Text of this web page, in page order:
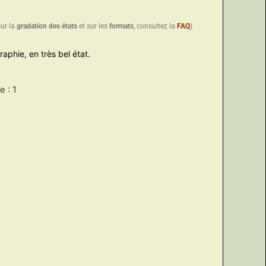
la gradation des états et sur les formats, consultez la FAQ)
en très bel état.
: 1